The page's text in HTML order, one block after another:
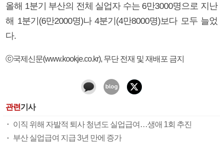
올해 1분기 부산의 전체 실업자 수는 6만3000명으로 지난
해 1분기(6만2000명)나 4분기(4만8000명)보다 모두 늘었
다.
ⓒ국제신문(www.kookje.co.kr), 무단 전재 및 재배포 금지
관련기사
이직 위해 자발적 퇴사 청년도 실업급여…생애 1회 추진
부산 실업급여 지급 3년 만에 증가